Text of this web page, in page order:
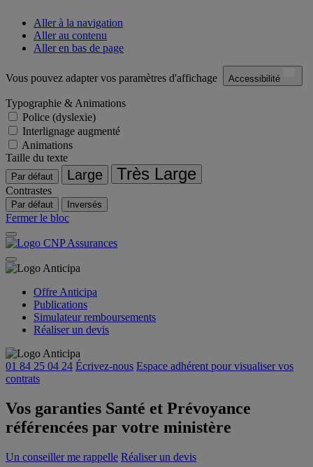
Aller à la navigation
Aller au contenu
Aller en bas de page
Vous pouvez adapter vos paramètres d'affichage Accessibilité
Typographie & Animations
Police (dyslexie)
Interlignage augmenté
Animations
Taille du texte
Par défaut Large Très Large
Contrastes
Par défaut Inversés
Fermer le bloc
Offre Anticipa
Publications
Simulateur remboursements
Réaliser un devis
01 84 25 04 24 Écrivez-nous Espace adhérent pour visualiser vos
contrats
Vos garanties Santé et Prévoyance
référencées par votre ministère
Un conseiller me rappelle Réaliser un devis